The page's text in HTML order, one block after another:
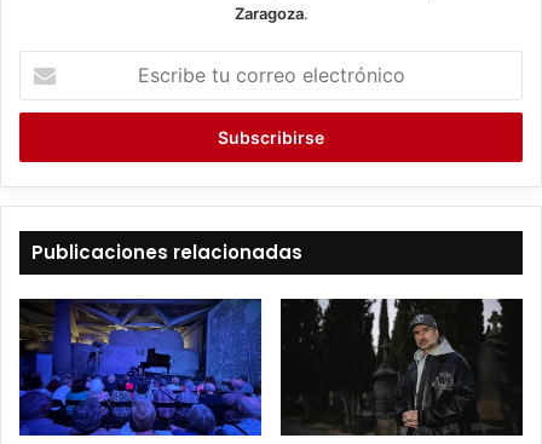
Zaragoza.
c
i
b
o
r
r
e
o
Publicaciones relacionadas